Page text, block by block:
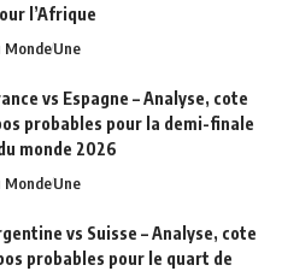
l’Afrique
MondeUne
vs Espagne – Analyse, cote
probables pour la demi-finale
monde 2026
MondeUne
vs Suisse – Analyse, cote
probables pour le quart de